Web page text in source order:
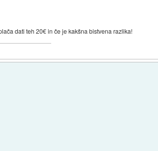
dati teh 20€ in če je kakšna bistvena razlika!